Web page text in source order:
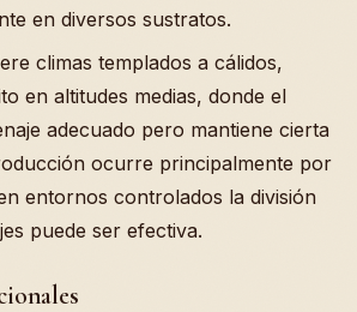
en diversos sustratos.
climas templados a cálidos,
en altitudes medias, donde el
adecuado pero mantiene cierta
ocurre principalmente por
entornos controlados la división
puede ser efectiva.